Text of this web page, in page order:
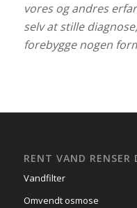
vores og andres
selv at stille
forebygge nogen
RENT VAND RENSER
Vandfilter
Omvendt osmose